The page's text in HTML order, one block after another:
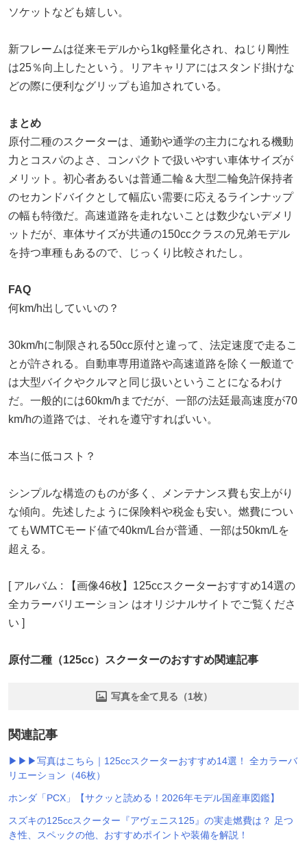
ソケットなども嬉しい。
新フレームは従来モデルから1kg軽量化され、ねじり剛性
は25％向上したという。リアキャリアにはスタンド掛けな
どの際に便利なグリップも追加されている。
まとめ
原付二種のスクーターは、通勤や通学の主力になれる機動
力とコスパのよさ、コンパクトで扱いやすい車体サイズが
メリット。初心者あるいは普通二輪＆大型二輪免許保持者
のセカンドバイクとして幅広い需要に応えるラインナップ
の幅も特徴だ。高速道路を走れないことは数少ないデメリ
ットだが、車体サイズが共通の150ccクラスの兄弟モデル
を持つ車種もあるので、じっくり比較されたし。
FAQ
何km/h出していいの？
30km/hに制限される50cc原付と違って、法定速度で走るこ
とが許される。自動車専用道路や高速道路を除く一般道で
は大型バイクやクルマと同じ扱いということになるわけ
だ。一般的には60km/hまでだが、一部の法廷最高速度が70
km/hの道路では、それを遵守すればいい。
本当に低コスト？
シンプルな構造のものが多く、メンテナンス費も安上がり
な傾向。先述したように保険料や税金も安い。燃費につい
てもWMTCモード値で40km/L台が普通、一部は50km/Lを
超える。
[ アルバム : 【画像46枚】125ccスクーターおすすめ14選の
全カラーバリエーション はオリジナルサイトでご覧くださ
い ]
原付二種（125cc）スクーターのおすすめ関連記事
写真を全て見る（1枚）
関連記事
▶▶▶写真はこちら｜125ccスクーターおすすめ14選！ 全カラーバ
リエーション（46枚）
ホンダ「PCX」【サクッと読める！2026年モデル国産車図鑑】
スズキの125ccスクーター『アヴェニス125』の実走燃費は？ 足つ
き性、スペックの他、おすすめポイントや装備を解説！